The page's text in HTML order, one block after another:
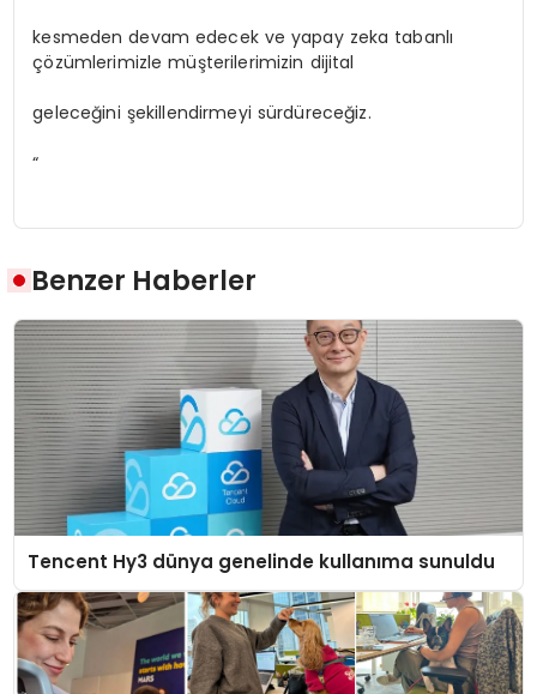
kesmeden devam edecek ve yapay zeka tabanlı
çözümlerimizle müşterilerimizin dijital
geleceğini şekillendirmeyi sürdüreceğiz.
“
Benzer Haberler
Tencent Hy3 dünya genelinde kullanıma sunuldu